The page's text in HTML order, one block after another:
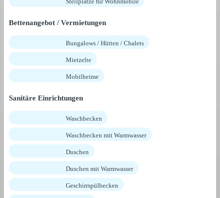
Bettenangebot / Vermietungen
Bungalows / Hütten / Chalets
Mietzelte
Mobilheime
Sanitäre Einrichtungen
Waschbecken
Waschbecken mit Warmwasser
Duschen
Duschen mit Warmwasser
Geschirrspülbecken